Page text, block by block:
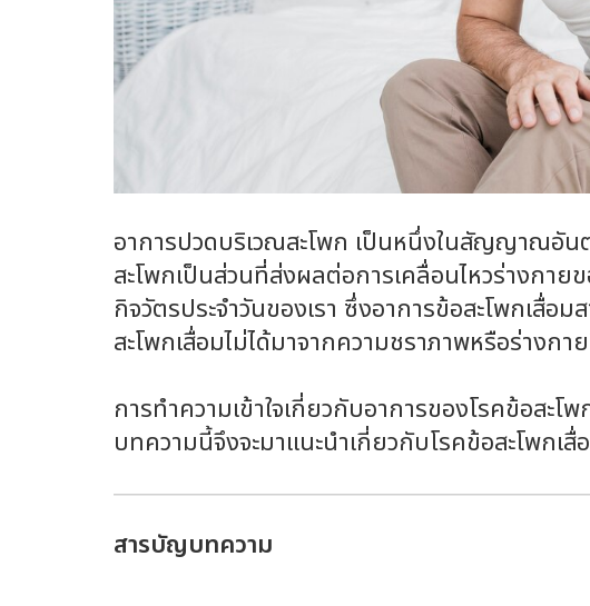
อาการปวดบริเวณสะโพก เป็นหนึ่งในสัญญาณอัน
สะโพกเป็นส่วนที่ส่งผลต่อการเคลื่อนไหวร่างกาย
กิจวัตรประจำวันของเรา ซึ่งอาการข้อสะโพกเสื่
สะโพกเสื่อมไม่ได้มาจากความชราภาพหรือร่างก
การทำความเข้าใจเกี่ยวกับอาการของโรคข้อสะ
บทความนี้จึงจะมาแนะนำเกี่ยวกับโรคข้อสะโพกเ
สารบัญบทความ